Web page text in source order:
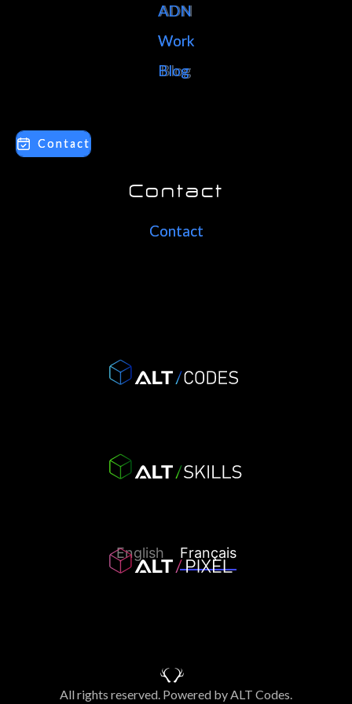
ADN
ADN
Work
Work
Blog
Blog
Contact
Contact
Contact
Contact
Contact
All rights reserved. Powered by ALT Codes.
English Français